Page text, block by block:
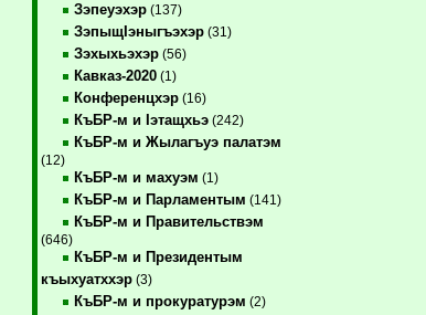
Зэпеуэхэр(137)
ЗэпыщIэныгъэхэр(31)
Зэхыхьэхэр(56)
Кавказ-2020(1)
Конференцхэр(16)
КъБР-м и Iэтащхьэ(242)
КъБР-м и Жылагъуэ палатэм
(12)
КъБР-м и махуэм (1)
КъБР-м и Парламентым (141)
КъБР-м и Правительствэм
(646)
КъБР-м и Президентым
къыхуатххэр(3)
КъБР-м и прокуратурэм (2)